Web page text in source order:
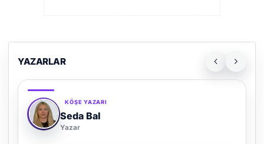
YAZARLAR
KÖŞE YAZARI
Adem Demir
Yazar